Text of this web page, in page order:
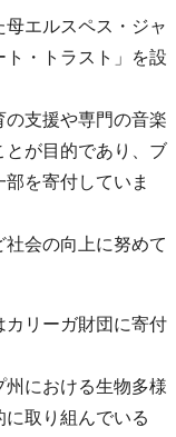
エルスペス・ジャ
ト・トラスト」を設
支援や専門の音楽
とが目的であり、ブ
を寄付していま
会の向上に努めて
カリーガ財団に寄付
州における生物多様
取り組んでいる